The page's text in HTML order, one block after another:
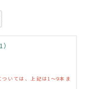
いては、上記は1～9本ま